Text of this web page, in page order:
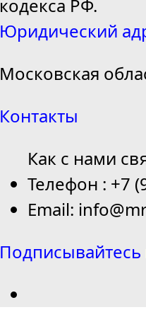
кодекса РФ.
Юридический
Московская
Контакты
Как с нами
Телефон : +7
Email:
Подписывайтесь